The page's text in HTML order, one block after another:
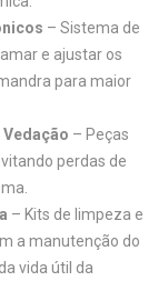
– Sistema de
e ajustar os
para maior
– Peças
perdas de
– Kits de limpeza e
a manutenção do
vida útil da